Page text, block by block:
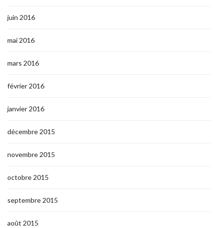
juin 2016
mai 2016
mars 2016
février 2016
janvier 2016
décembre 2015
novembre 2015
octobre 2015
septembre 2015
août 2015